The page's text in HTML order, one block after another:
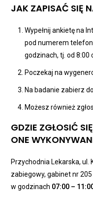
JAK ZAPISAĆ SIĘ
Wypełnij ankietę na
pod numerem
godzinach, tj. od 8:00
Poczekaj na
Na badanie zabierz
Możesz również
GDZIE ZGŁOSIĆ
ONE
Przychodnia Lekarska, ul.
zabiegowy, gabinet nr
w godzinach 07:00 –